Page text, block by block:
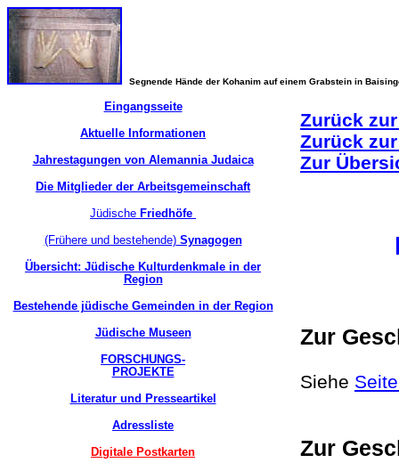
Segnende Hände der Kohanim auf einem Grabstein in
Eingangsseite
Aktuelle Informationen
Jahrestagungen von Alemannia Judaica
Die Mitglieder der Arbeitsgemeinschaft
Jüdische Friedhöfe
(Frühere und bestehende)Synagogen
Übersicht: Jüdische Kulturdenkmale in der
Region
Bestehende jüdische Gemeinden in der Region
Jüdische Museen
FORSCHUNGS-
PROJEKTE
Literatur und Presseartikel
Adressliste
Digitale Postkarten
Zurück
Zurück
Zur
Zur
Siehe
Zur